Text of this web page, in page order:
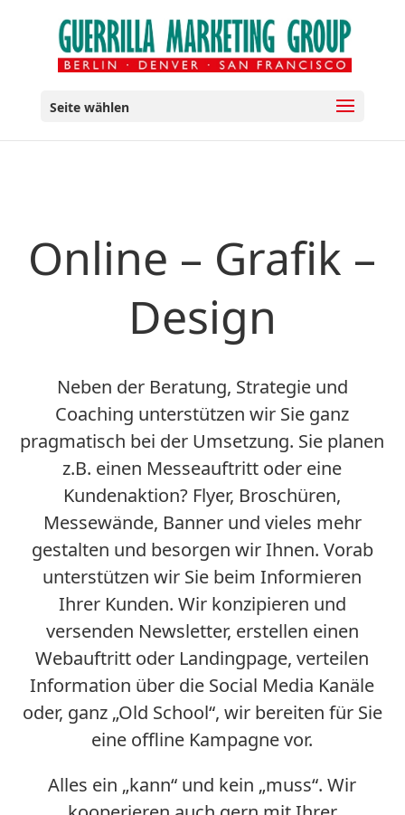
Seite wählen
Online – Grafik –
Design
Neben der Beratung, Strategie und
Coaching unterstützen wir Sie ganz
pragmatisch bei der Umsetzung. Sie planen
z.B. einen Messeauftritt oder eine
Kundenaktion? Flyer, Broschüren,
Messewände, Banner und vieles mehr
gestalten und besorgen wir Ihnen. Vorab
unterstützen wir Sie beim Informieren
Ihrer Kunden. Wir konzipieren und
versenden Newsletter, erstellen einen
Webauftritt oder Landingpage, verteilen
Information über die Social Media Kanäle
oder, ganz „Old School“, wir bereiten für Sie
eine offline Kampagne vor.
Alles ein „kann“ und kein „muss“. Wir